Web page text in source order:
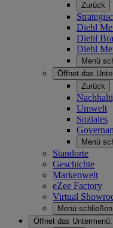
Zurück
Diehl
Diehl
Diehl
Menü
Öffnet das
Zurück
Umwelt
Soziales
Menü
Standorte
Geschichte
Markenwelt
eZee Factory
Virtual
Menü schließen
Öffnet das Untermenü: